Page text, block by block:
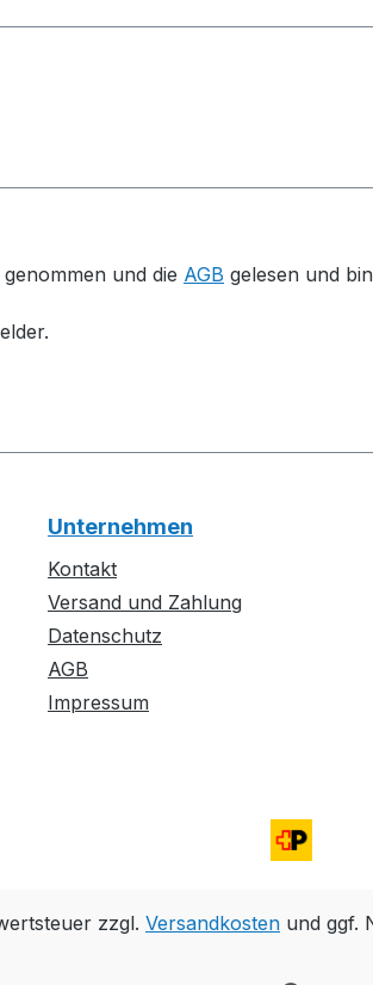
und die AGB gelesen und
Unternehmen
Kontakt
Versand und Zahlung
Datenschutz
AGB
Impressum
zzgl. Versandkosten und ggf.